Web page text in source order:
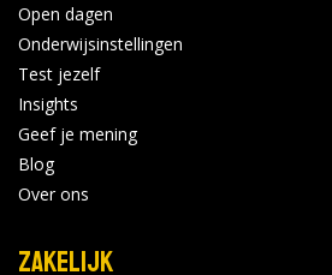
Open dagen
Onderwijsinstellingen
Test jezelf
Insights
Geef je mening
Blog
Over ons
Zakelijk